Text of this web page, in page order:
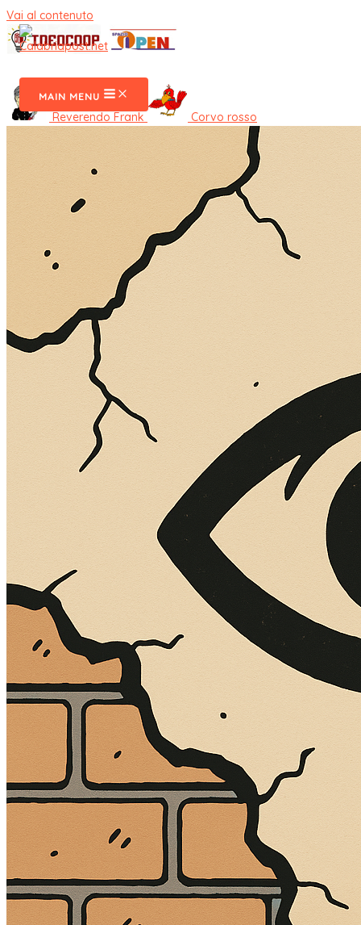
Vai al contenuto
MAIN MENU
Reverendo Frank Corvo rosso